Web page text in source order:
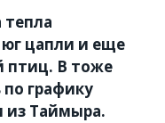
тепла
цапли и еще
птиц. В тоже
графику
из Таймыра.